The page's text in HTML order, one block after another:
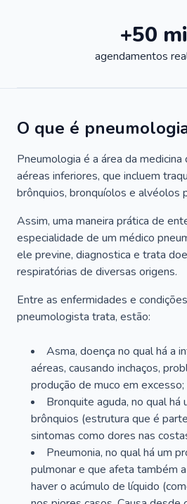
+50
agendamentos
O que é
Pneumologia é a área da medicina
aéreas inferiores, que incluem
brônquios, bronquíolos e alvéolos
Assim, uma maneira prática de
especialidade de um médico
ele previne, diagnostica e trata
respiratórias de diversas origens.
Entre as enfermidades e
pneumologista trata, estão:
Asma, doença no qual há a
aéreas, causando inchaços,
produção de muco em excesso;
Bronquite aguda, no qual há
brônquios (estrutura que é
sintomas como dores nas
Pneumonia, no qual há um
pulmonar e que afeta também
haver o acúmulo de líquido